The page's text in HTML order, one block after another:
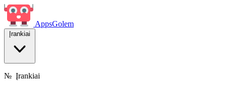
AppsGolem
Įrankiai
№ Įrankiai